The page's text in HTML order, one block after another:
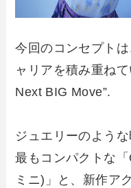
今回のコンセプト
ャリアを積み重ね
Next BIG Move”.
ジュエリーのよう
最もコンパクトな
ミニ)」と、新作ア